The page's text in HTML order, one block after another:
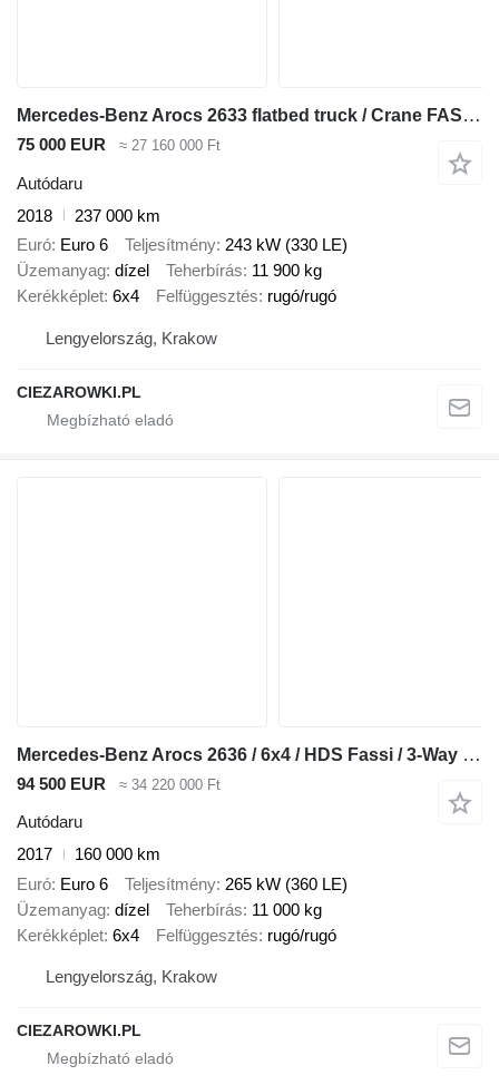
Mercedes-Benz Arocs 2633 flatbed truck / Crane FASSI F155A.0.23 / REMOTE CONTR
75 000 EUR ≈ 27 160 000 Ft
Autódaru
2018
237 000 km
Euró Euro 6 Teljesítmény 243 kW (330 LE)
Üzemanyag dízel Teherbírás 11 900 kg
Kerékképlet 6x4 Felfüggesztés rugó/rugó
Lengyelország, Krakow
CIEZAROWKI.PL
Mercedes-Benz Arocs 2636 / 6x4 / HDS Fassi / 3-Way Tipper / Bortmatic
94 500 EUR ≈ 34 220 000 Ft
Autódaru
2017
160 000 km
Euró Euro 6 Teljesítmény 265 kW (360 LE)
Üzemanyag dízel Teherbírás 11 000 kg
Kerékképlet 6x4 Felfüggesztés rugó/rugó
Lengyelország, Krakow
CIEZAROWKI.PL